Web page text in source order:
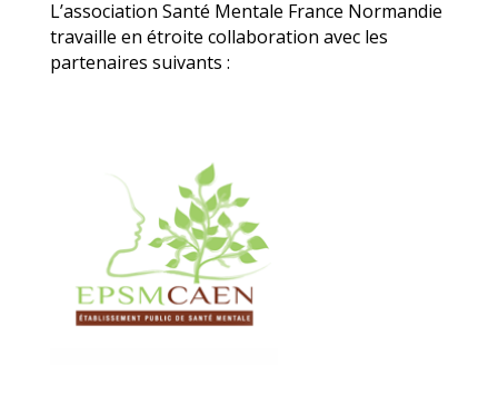
L’association Santé Mentale France Normandie
travaille en étroite collaboration avec les
partenaires suivants :